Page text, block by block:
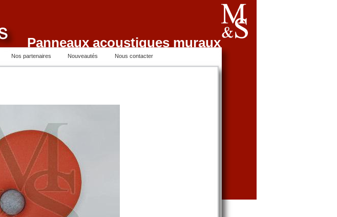
Panneaux acoustiques muraux
Nos partenaires Nouveautés Nous contacter